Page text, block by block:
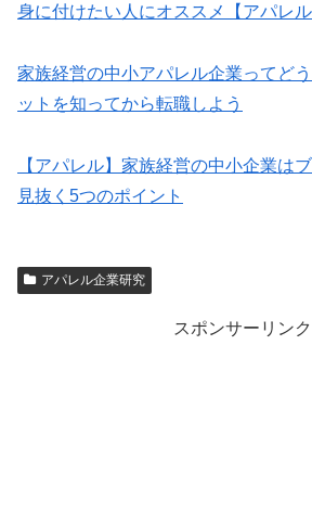
身に付けたい人にオススメ【アパレル
家族経営の中小アパレル企業ってど
ットを知ってから転職しよう
【アパレル】家族経営の中小企業は
見抜く5つのポイント
アパレル企業研究
スポンサーリンク